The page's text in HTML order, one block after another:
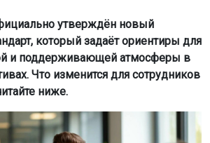
утверждён новый
который задаёт ориентиры для
и поддерживающей атмосферы в
Что изменится для сотрудников
ниже.